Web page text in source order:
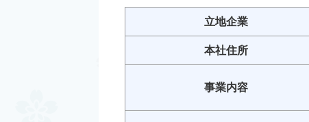
立地企業
本社住所
事業内容